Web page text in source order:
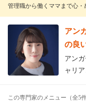
管理職から働くママまで心
アン
の良
アン
ャリ
この専門家のメニュー（全5件